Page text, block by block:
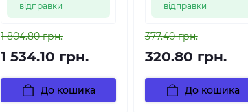
відправки
1 804.80 грн.
1 534.10 грн.
До кошика
відправки
377.40 грн.
320.80 грн.
До кошика